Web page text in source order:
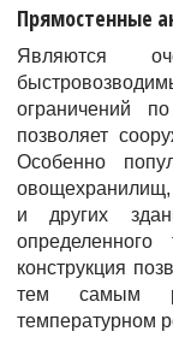
Прямостенные
Являются
ограничений
позволяет
Особенно
и других
определенного
конструкция
тем самым
температурном